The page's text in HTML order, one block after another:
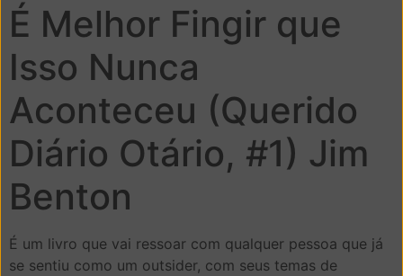
É Melhor Fingir que
Isso Nunca
Aconteceu (Querido
Diário Otário, #1) Jim
Benton
É um livro que vai ressoar com qualquer pessoa que já
se sentiu como um outsider, com seus temas de